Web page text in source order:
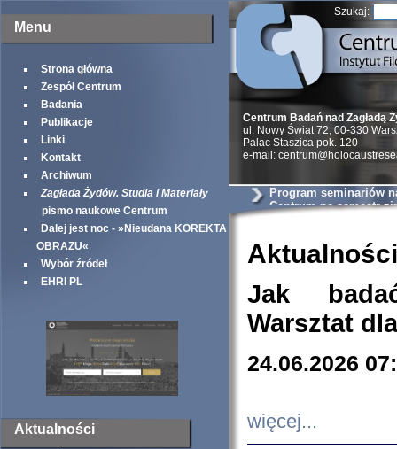
Menu
Strona główna
Zespół Centrum
Badania
Publikacje
Linki
Kontakt
Archiwum
Zagłada Żydów. Studia i Materiały
pismo naukowe Centrum
Dalej jest noc - »Nieudana KOREKTA
OBRAZU«
Wybór źródeł
EHRI PL
Aktualności
Szukaj:
Centrum Badań nad Zagładą
ul. Nowy Świat 72, 00-330
Palac Staszica pok. 120
e-mail:
Program seminariów
Centrum na semestr
Aktualności
Jak
Warsztat
24.06.2026
więcej...